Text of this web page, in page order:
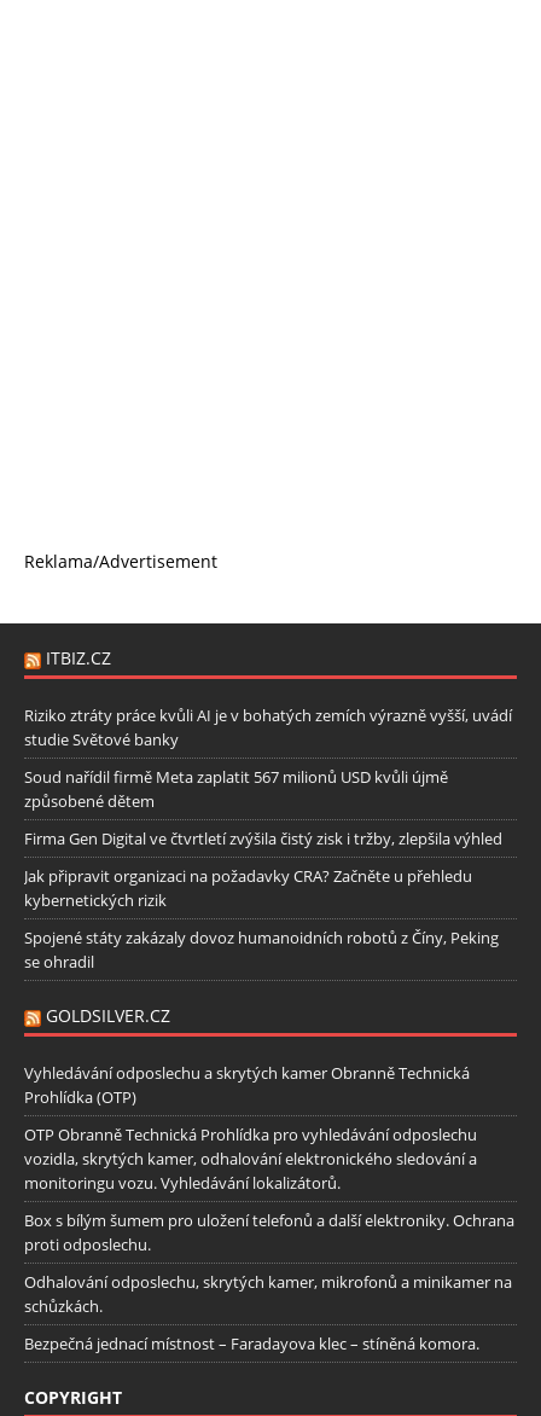
Reklama/Advertisement
ITBIZ.CZ
Riziko ztráty práce kvůli AI je v bohatých zemích výrazně vyšší, uvádí
studie Světové banky
Soud nařídil firmě Meta zaplatit 567 milionů USD kvůli újmě
způsobené dětem
Firma Gen Digital ve čtvrtletí zvýšila čistý zisk i tržby, zlepšila výhled
Jak připravit organizaci na požadavky CRA? Začněte u přehledu
kybernetických rizik
Spojené státy zakázaly dovoz humanoidních robotů z Číny, Peking
se ohradil
GOLDSILVER.CZ
Vyhledávání odposlechu a skrytých kamer Obranně Technická
Prohlídka (OTP)
OTP Obranně Technická Prohlídka pro vyhledávání odposlechu
vozidla, skrytých kamer, odhalování elektronického sledování a
monitoringu vozu. Vyhledávání lokalizátorů.
Box s bílým šumem pro uložení telefonů a další elektroniky. Ochrana
proti odposlechu.
Odhalování odposlechu, skrytých kamer, mikrofonů a minikamer na
schůzkách.
Bezpečná jednací místnost – Faradayova klec – stíněná komora.
COPYRIGHT